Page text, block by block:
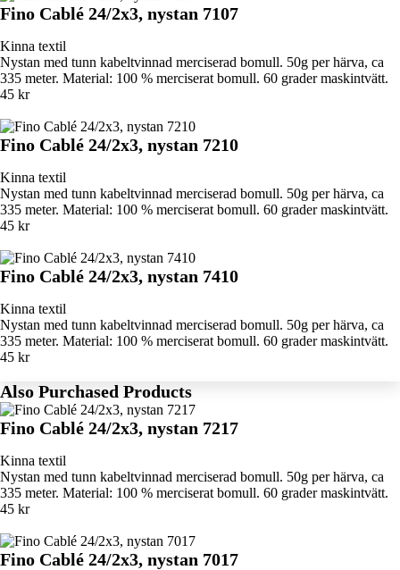
Fino Cablé 24/2x3, nystan 7107
Kinna textil
Nystan med tunn kabeltvinnad merciserad bomull. 50g per härva, ca
335 meter. Material: 100 % merciserat bomull. 60 grader maskintvätt.
45 kr
Fino Cablé 24/2x3, nystan 7210
Kinna textil
Nystan med tunn kabeltvinnad merciserad bomull. 50g per härva, ca
335 meter. Material: 100 % merciserat bomull. 60 grader maskintvätt.
45 kr
Fino Cablé 24/2x3, nystan 7410
Kinna textil
Nystan med tunn kabeltvinnad merciserad bomull. 50g per härva, ca
335 meter. Material: 100 % merciserat bomull. 60 grader maskintvätt.
45 kr
Also Purchased Products
Fino Cablé 24/2x3, nystan 7217
Kinna textil
Nystan med tunn kabeltvinnad merciserad bomull. 50g per härva, ca
335 meter. Material: 100 % merciserat bomull. 60 grader maskintvätt.
45 kr
Fino Cablé 24/2x3, nystan 7017